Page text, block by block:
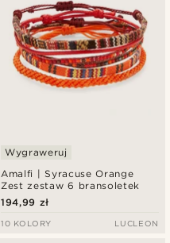
Amalfi | Syracuse Orange
Zest zestaw 6 bransoletek
Wygraweruj
194,99 zł
10 KOLORY LUCLEON